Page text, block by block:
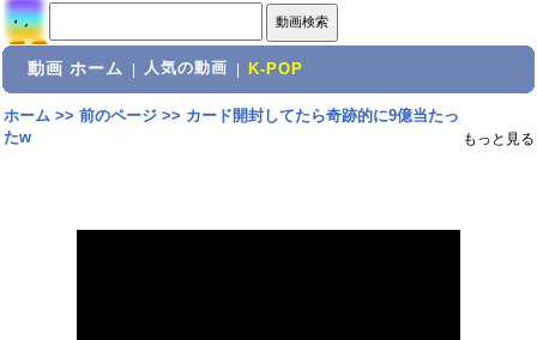
動画 ホーム 人気の動画 K-POP
ホーム>> 前のページ>> カード開封してたら奇跡的に9億当たっ
たw
もっと見る